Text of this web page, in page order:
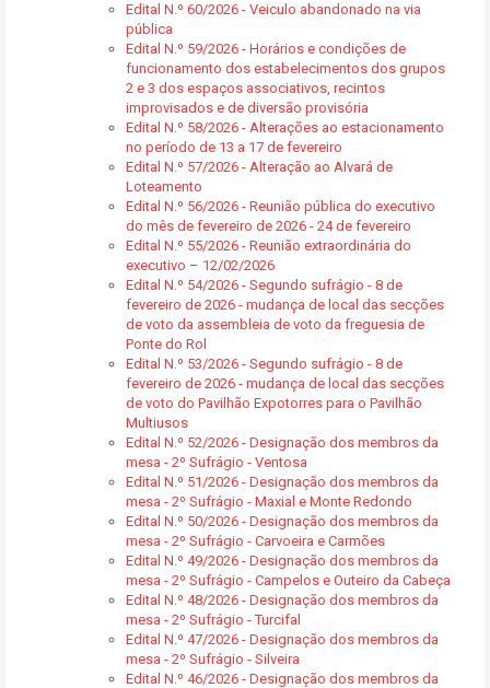
Edital N.º 60/2026 - Veiculo abandonado na via
pública
Edital N.º 59/2026 - Horários e condições de
funcionamento dos estabelecimentos dos grupos
2 e 3 dos espaços associativos, recintos
improvisados e de diversão provisória
Edital N.º 58/2026 - Alterações ao estacionamento
no período de 13 a 17 de fevereiro
Edital N.º 57/2026 - Alteração ao Alvará de
Loteamento
Edital N.º 56/2026 - Reunião pública do executivo
do mês de fevereiro de 2026 - 24 de fevereiro
Edital N.º 55/2026 - Reunião extraordinária do
executivo – 12/02/2026
Edital N.º 54/2026 - Segundo sufrágio - 8 de
fevereiro de 2026 - mudança de local das secções
de voto da assembleia de voto da freguesia de
Ponte do Rol
Edital N.º 53/2026 - Segundo sufrágio - 8 de
fevereiro de 2026 - mudança de local das secções
de voto do Pavilhão Expotorres para o Pavilhão
Multiusos
Edital N.º 52/2026 - Designação dos membros da
mesa - 2º Sufrágio - Ventosa
Edital N.º 51/2026 - Designação dos membros da
mesa - 2º Sufrágio - Maxial e Monte Redondo
Edital N.º 50/2026 - Designação dos membros da
mesa - 2º Sufrágio - Carvoeira e Carmões
Edital N.º 49/2026 - Designação dos membros da
mesa - 2º Sufrágio - Campelos e Outeiro da Cabeça
Edital N.º 48/2026 - Designação dos membros da
mesa - 2º Sufrágio - Turcifal
Edital N.º 47/2026 - Designação dos membros da
mesa - 2º Sufrágio - Silveira
Edital N.º 46/2026 - Designação dos membros da